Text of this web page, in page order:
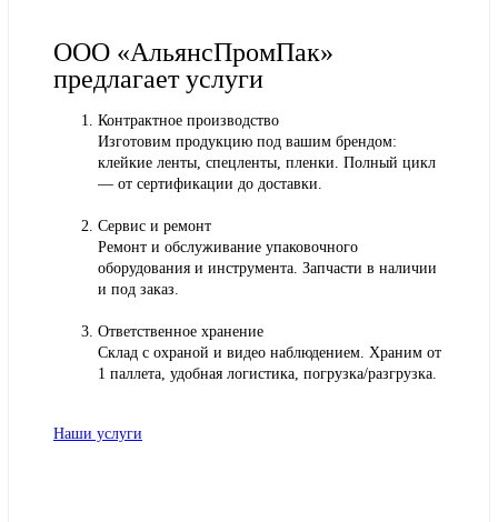
ООО «АльянсПромПак»
предлагает услуги
Контрактное производство
Изготовим продукцию под вашим брендом:
клейкие ленты, спецленты, пленки. Полный цикл
— от сертификации до доставки.
Сервис и ремонт
Ремонт и обслуживание упаковочного
оборудования и инструмента. Запчасти в наличии
и под заказ.
Ответственное хранение
Склад с охраной и видео наблюдением. Храним от
1 паллета, удобная логистика, погрузка/разгрузка.
Наши услуги